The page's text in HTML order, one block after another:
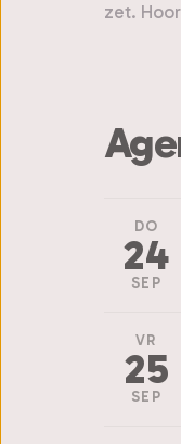
zet.
DO
24
SEP
VR
25
SEP